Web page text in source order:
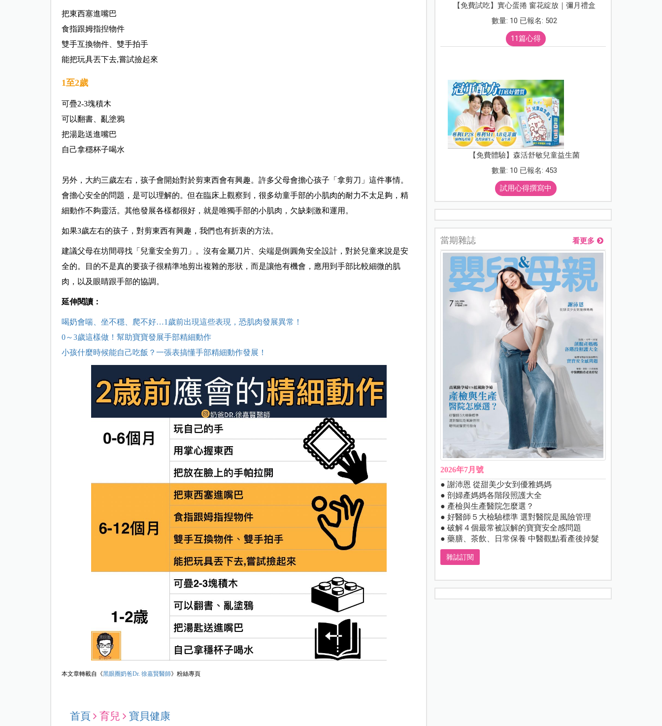
把東西塞進嘴巴
食指跟姆指揑物件
雙手互換物件、雙手拍手
能把玩具丟下去,嘗試撿起來
1至2歲
可疊2-3塊積木
可以翻書、亂塗鴉
把湯匙送進嘴巴
自己拿穩杯子喝水
另外，大約三歲左右，孩子會開始對於剪東西會有興趣。許多父母會擔心孩子「拿剪刀」這件事情。
會擔心安全的問題，是可以理解的。但在臨床上觀察到，很多幼童手部的小肌肉的耐力不太足夠，精
細動作不夠靈活。其他發展各樣都很好，就是唯獨手部的小肌肉，欠缺刺激和運用。
如果3歲左右的孩子，對剪東西有興趣，我們也有折衷的方法。
建議父母在坊間尋找「兒童安全剪刀」。沒有金屬刀片、尖端是倒圓角安全設計，對於兒童來說是安
全的。目的不是真的要孩子很精準地剪出複雜的形狀，而是讓他有機會，應用到手部比較細微的肌
肉，以及眼睛跟手部的協調。
延伸閱讀：
喝奶會喘、坐不穩、爬不好…1歲前出現這些表現，恐肌肉發展異常！
0～3歲這樣做！幫助寶寶發展手部精細動作
小孩什麼時候能自己吃飯？一張表搞懂手部精細動作發展！
本文章轉載自《黑眼圈奶爸Dr. 徐嘉賢醫師》粉絲專頁
首頁 育兒 寶貝健康
【免費試吃】實心蛋捲 窗花綻放｜彌月禮盒
數量: 10 已報名: 502
11篇心得
【免費體驗】森活舒敏兒童益生菌
數量: 10 已報名: 453
試用心得撰寫中
當期雜誌 看更多
2026年7月號
● 謝沛恩 從甜美少女到優雅媽媽
● 剖婦產媽媽各階段照護大全
● 產檢與生產醫院怎麼選？
● 好醫師５大檢驗標準 選對醫院是風險管理
● 破解４個最常被誤解的寶寶安全感問題
● 藥膳、茶飲、日常保養 中醫觀點看產後掉髮
雜誌訂閱